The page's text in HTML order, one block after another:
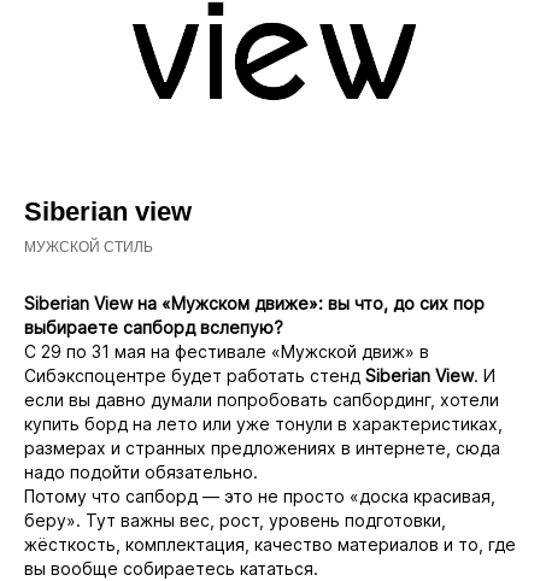
Siberian view
МУЖСКОЙ СТИЛЬ
Siberian View на «Мужском движе»: вы что, до сих пор
выбираете сапборд вслепую?
С 29 по 31 мая на фестивале «Мужской движ» в
Сибэкспоцентре будет работать стенд Siberian View. И
если вы давно думали попробовать сапбординг, хотели
купить борд на лето или уже тонули в характеристиках,
размерах и странных предложениях в интернете, сюда
надо подойти обязательно.
Потому что сапборд — это не просто «доска красивая,
беру». Тут важны вес, рост, уровень подготовки,
жёсткость, комплектация, качество материалов и то, где
вы вообще собираетесь кататься.